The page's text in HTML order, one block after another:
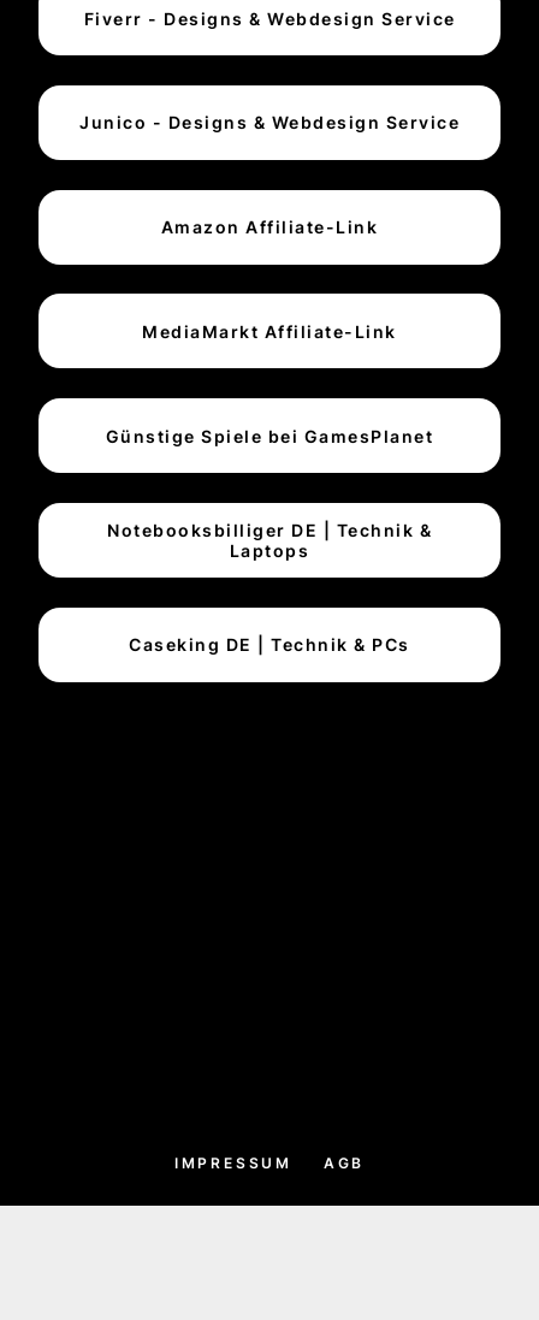
Fiverr - Designs & Webdesign Service
Junico - Designs & Webdesign Service
Amazon Affiliate-Link
MediaMarkt Affiliate-Link
Günstige Spiele bei GamesPlanet
Notebooksbilliger DE | Technik &
Laptops
Caseking DE | Technik & PCs
IMPRESSUM AGB